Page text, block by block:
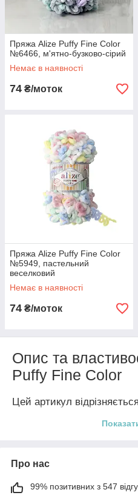
Пряжа Alize Puffy Fine Color
№6466, м'ятно-бузково-сірий
Немає в наявності
74 ₴/моток
Пряжа Alize Puffy Fine Color
№5949, пастельний
веселковий
Немає в наявності
74 ₴/моток
Опис та
Puffy Fine Color
Цей артикул
гіпоалергенним.
Про нас
99% позитивних з 547